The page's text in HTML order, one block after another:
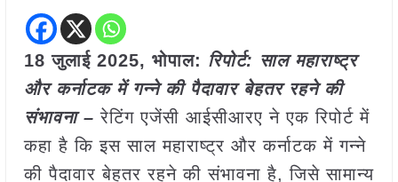
18 जुलाई 2025, भोपाल: रिपोर्ट: साल महाराष्ट्र
और कर्नाटक में गन्ने की पैदावार बेहतर रहने की
संभावना –रेटिंग एजेंसी आईसीआरए ने एक रिपोर्ट में
कहा है कि इस साल महाराष्ट्र और कर्नाटक में गन्ने
की पैदावार बेहतर रहने की संभावना है, जिसे सामान्य